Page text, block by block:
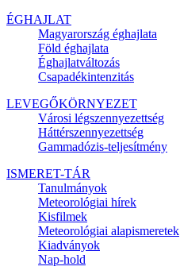
ÉGHAJLAT
Magyarország éghajlata
Föld éghajlata
Éghajlatváltozás
Csapadékintenzitás
LEVEGŐKÖRNYEZET
Városi légszennyezettség
Háttérszennyezettség
Gammadózis-teljesítmény
ISMERET-TÁR
Tanulmányok
Meteorológiai hírek
Kisfilmek
Meteorológiai alapismeretek
Kiadványok
Nap-hold